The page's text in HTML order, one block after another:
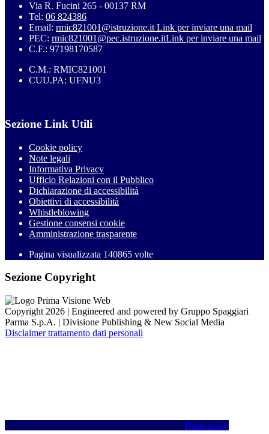
Via R. Fucini 265 - 00137 RM
Tel: 06 824386
Email: rmic821001@istruzione.it Link per inviare una mail
PEC: rmic821001@pec.istruzione.itLink per inviare una mail
C.F.: 97198170587
C.M.: RMIC821001
CUU.PA: UFNU3
Sezione Link Utili
Cookie policy
Note legali
Informativa Privacy
Ufficio Relazioni con il Pubblico
Dichiarazione di accessibilità
Obiettivi di accessibilità
Whistleblowing
Gestione consensi cookie
Amministrazione trasparente
Pagina visualizzata 140865 volte
Sezione Copyright
Copyright 2026 | Engineered and powered by Gruppo Spaggiari
Parma S.p.A. | Divisione Publishing & New Social Media
Disclaimer trattamento dati personali
Back to top